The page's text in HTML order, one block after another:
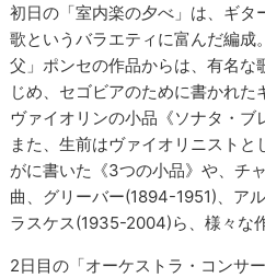
初日の「室内楽の夕べ」は、ギタ
歌というバラエティに富んだ編成
父」ポンセの作品からは、有名な
じめ、セゴビアのために書かれた
ヴァイオリンの小品《ソナタ・ブ
また、生前はヴァイオリニストと
がに書いた《3つの小品》や、チ
曲、グリーバー(1894-1951)、ア
ラスケス(1935-2004)ら、様々な
2日目の「オーケストラ・コンサ